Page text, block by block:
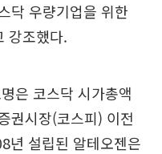
닥 우량기업을 위한
강조했다.
은 코스닥 시가총액
권시장(코스피) 이전
년 설립된 알테오젠은